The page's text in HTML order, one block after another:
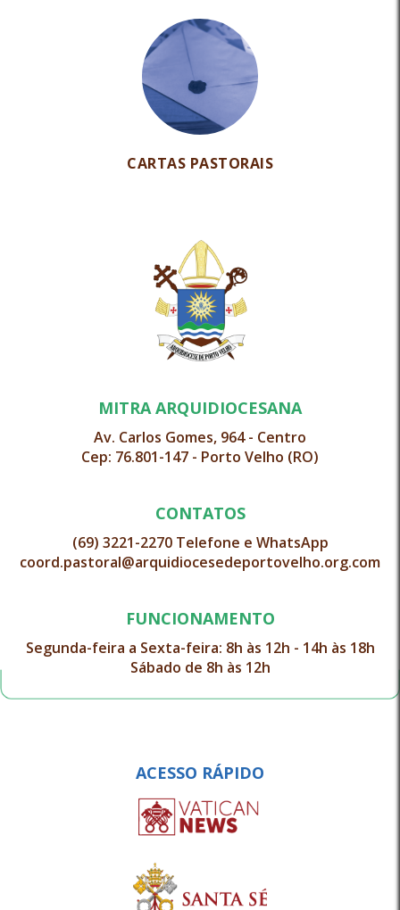
CARTAS PASTORAIS
MITRA ARQUIDIOCESANA
Av. Carlos Gomes, 964 - Centro
Cep: 76.801-147 - Porto Velho (RO)
CONTATOS
(69) 3221-2270 Telefone e WhatsApp
coord.pastoral@arquidiocesedeportovelho.org.com
FUNCIONAMENTO
Segunda-feira a Sexta-feira: 8h às 12h - 14h às 18h
Sábado de 8h às 12h
ACESSO RÁPIDO